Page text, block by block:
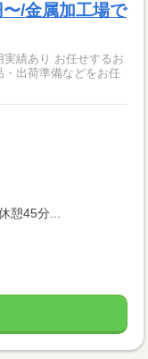
/金属加工場で
績あり お任せするお
出荷準備などをお任
憩45分...